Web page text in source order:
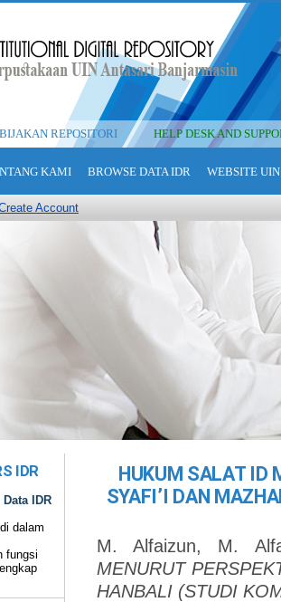
REPOSITORI HELP DESK AND
KAMI BROWSE DATA IDR WEBSITE
Account
IDR
IDR
dalam
fungsi
HUKUM SALAT ID
SYAFI’I DAN
M. Alfaizun, M.
MENURUT
HANBALI (STUDI